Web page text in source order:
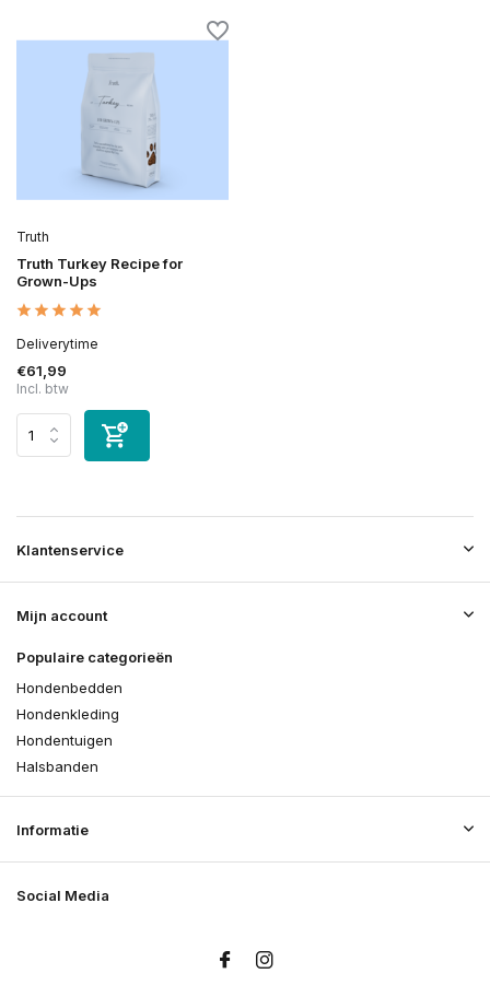
Truth
Truth Turkey Recipe for
Grown-Ups
Deliverytime
€61,99
Incl. btw
Klantenservice
Mijn account
Populaire categorieën
Hondenbedden
Hondenkleding
Hondentuigen
Halsbanden
Informatie
Social Media